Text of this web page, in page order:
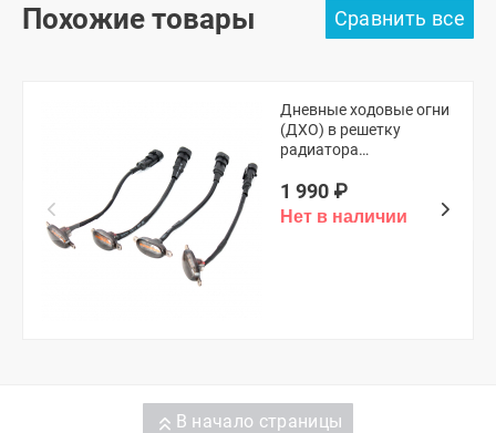
Похожие товары
Дневные ходовые огни
(ДХО) в решетку
радиатора
оранжевые)
1 990 ₽
В начало страницы